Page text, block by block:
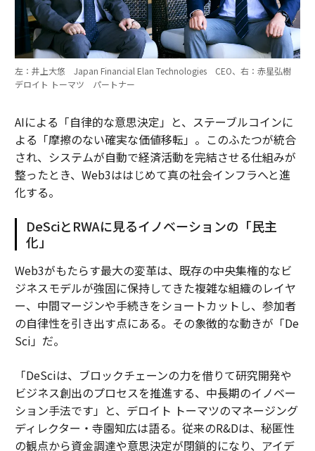
左：井上大悠 Japan Financial Elan Technologies CEO、右：赤星弘樹
デロイト トーマツ パートナー
AIによる「自律的な意思決定」と、ステーブルコインに
よる「摩擦のない確実な価値移転」。このふたつが統合
され、システムが自動で経済活動を完結させる仕組みが
整ったとき、Web3ははじめて真の社会インフラへと進
化する。
DeSciとRWAに見るイノベーションの「民主
化」
Web3がもたらす最大の変革は、既存の中央集権的なビ
ジネスモデルが強固に保持してきた複雑な組織のレイヤ
ー、中間マージンや手続きをショートカットし、参加者
の自律性を引き出す点にある。その象徴的な動きが「De
Sci」だ。
「DeSciは、ブロックチェーンの力を借りて研究開発や
ビジネス創出のプロセスを推進する、中長期のイノベー
ション手法です」と、デロイト トーマツのマネージング
ディレクター・寺園知広は語る。従来のR&Dは、秘匿性
の観点から資金調達や意思決定が閉鎖的になり、アイデ